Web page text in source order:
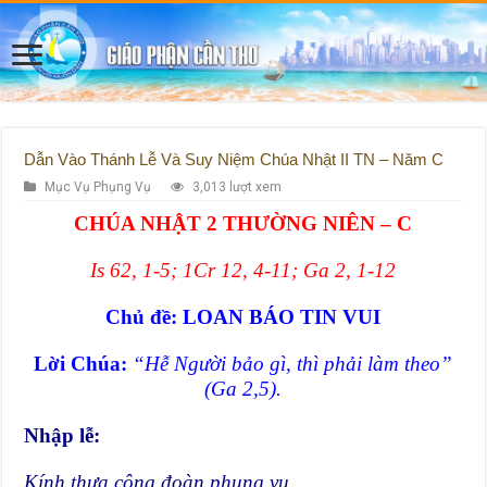
Dẫn Vào Thánh Lễ Và Suy Niệm Chúa Nhật II TN – Năm C
Mục Vụ Phụng Vụ 3,013 lượt xem
CHÚA NHẬT 2 THƯỜNG NIÊN – C
Is 62, 1-5; 1Cr 12, 4-11; Ga 2, 1-12
Chủ đề: LOAN BÁO TIN VUI
Lời Chúa: “Hễ Người bảo gì, thì phải làm theo”
(Ga 2,5).
Nhập lễ:
Kính thưa cộng đoàn phụng vụ,